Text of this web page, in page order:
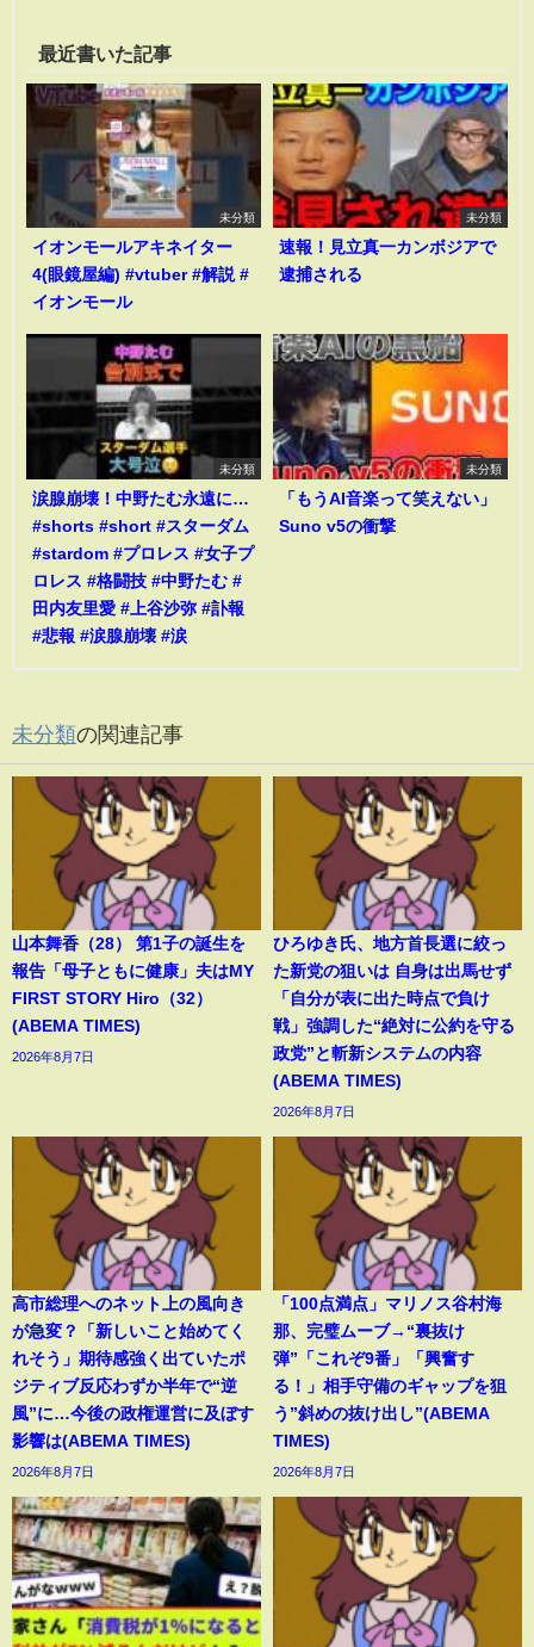
最近書いた記事
未分類
イオンモールアキネイター
4(眼鏡屋編) #vtuber #解説 #
イオンモール
未分類
速報！見立真一カンボジアで
逮捕される
未分類
涙腺崩壊！中野たむ永遠に…
#shorts #short #スターダム
#stardom #プロレス #女子プ
ロレス #格闘技 #中野たむ #
田内友里愛 #上谷沙弥 #訃報
#悲報 #涙腺崩壊 #涙
未分類
「もうAI音楽って笑えない」
Suno v5の衝撃
未分類の関連記事
山本舞香（28） 第1子の誕生を
報告「母子ともに健康」夫はMY
FIRST STORY Hiro（32）
(ABEMA TIMES)
2026年8月7日
ひろゆき氏、地方首長選に絞っ
た新党の狙いは 自身は出馬せず
「自分が表に出た時点で負け
戦」強調した“絶対に公約を守る
政党”と斬新システムの内容
(ABEMA TIMES)
2026年8月7日
高市総理へのネット上の風向き
が急変？「新しいこと始めてく
れそう」期待感強く出ていたポ
ジティブ反応わずか半年で“逆
風”に…今後の政権運営に及ぼす
影響は(ABEMA TIMES)
2026年8月7日
「100点満点」マリノス谷村海
那、完璧ムーブ→“裏抜け
弾”「これぞ9番」「興奮す
る！」相手守備のギャップを狙
う”斜めの抜け出し”(ABEMA
TIMES)
2026年8月7日